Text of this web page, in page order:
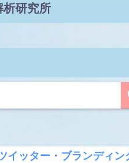
析研究所
イッター・ブランディン